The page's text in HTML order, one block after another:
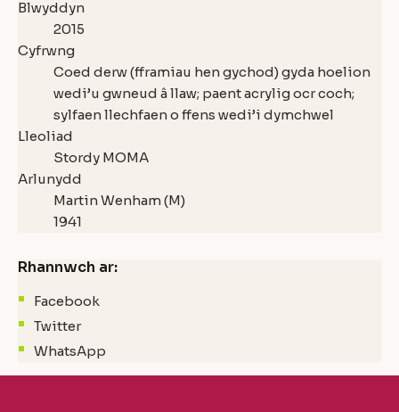
Blwyddyn
2015
Cyfrwng
Coed derw (fframiau hen gychod) gyda hoelion
wedi’u gwneud â llaw; paent acrylig ocr coch;
sylfaen llechfaen o ffens wedi’i dymchwel
Lleoliad
Stordy MOMA
Arlunydd
Martin Wenham (M)
1941
Rhannwch ar:
Facebook
Twitter
WhatsApp